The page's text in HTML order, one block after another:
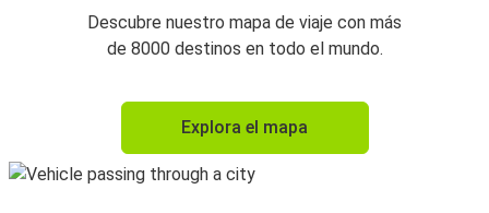
Descubre nuestro mapa de viaje con más
de 8000 destinos en todo el mundo.
Explora el mapa